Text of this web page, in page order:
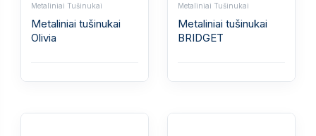
Metaliniai Tušinukai
Metaliniai tušinukai
Olivia
Metaliniai Tušinukai
Metaliniai tušinukai
BRIDGET